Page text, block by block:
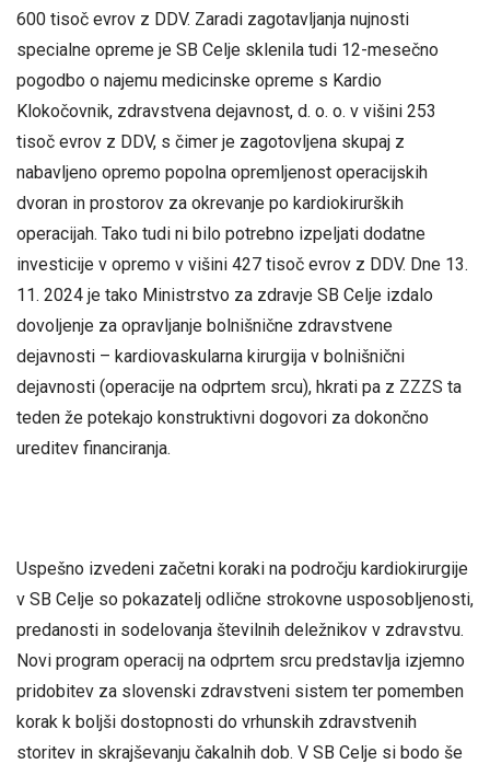
600 tisoč evrov z DDV. Zaradi zagotavljanja nujnosti
specialne opreme je SB Celje sklenila tudi 12-mesečno
pogodbo o najemu medicinske opreme s Kardio
Klokočovnik, zdravstvena dejavnost, d. o. o. v višini 253
tisoč evrov z DDV, s čimer je zagotovljena skupaj z
nabavljeno opremo popolna opremljenost operacijskih
dvoran in prostorov za okrevanje po kardiokirurških
operacijah. Tako tudi ni bilo potrebno izpeljati dodatne
investicije v opremo v višini 427 tisoč evrov z DDV. Dne 13.
11. 2024 je tako Ministrstvo za zdravje SB Celje izdalo
dovoljenje za opravljanje bolnišnične zdravstvene
dejavnosti – kardiovaskularna kirurgija v bolnišnični
dejavnosti (operacije na odprtem srcu), hkrati pa z ZZZS ta
teden že potekajo konstruktivni dogovori za dokončno
ureditev financiranja.
Uspešno izvedeni začetni koraki na področju kardiokirurgije
v SB Celje so pokazatelj odlične strokovne usposobljenosti,
predanosti in sodelovanja številnih deležnikov v zdravstvu.
Novi program operacij na odprtem srcu predstavlja izjemno
pridobitev za slovenski zdravstveni sistem ter pomemben
korak k boljši dostopnosti do vrhunskih zdravstvenih
storitev in skrajševanju čakalnih dob. V SB Celje si bodo še